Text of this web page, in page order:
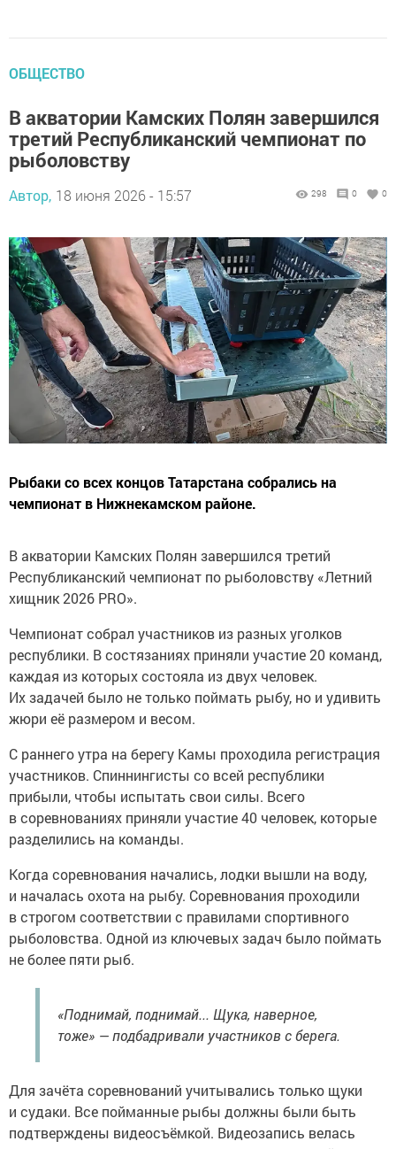
ОБЩЕСТВО
В акватории Камских Полян завершился
третий Республиканский чемпионат по
рыболовству
Автор, 18 июня 2026 - 15:57 298 0 0
Рыбаки со всех концов Татарстана собрались на
чемпионат в Нижнекамском районе.
В акватории Камских Полян завершился третий
Республиканский чемпионат по рыболовству «Летний
хищник 2026 PRO».
Чемпионат собрал участников из разных уголков
республики. В состязаниях приняли участие 20 команд,
каждая из которых состояла из двух человек.
Их задачей было не только поймать рыбу, но и удивить
жюри её размером и весом.
С раннего утра на берегу Камы проходила регистрация
участников. Спиннингисты со всей республики
прибыли, чтобы испытать свои силы. Всего
в соревнованиях приняли участие 40 человек, которые
разделились на команды.
Когда соревнования начались, лодки вышли на воду,
и началась охота на рыбу. Соревнования проходили
в строгом соответствии с правилами спортивного
рыболовства. Одной из ключевых задач было поймать
не более пяти рыб.
«Поднимай, поднимай... Щука, наверное,
тоже» — подбадривали участников с берега.
Для зачёта соревнований учитывались только щуки
и судаки. Все пойманные рыбы должны были быть
подтверждены видеосъёмкой. Видеозапись велась